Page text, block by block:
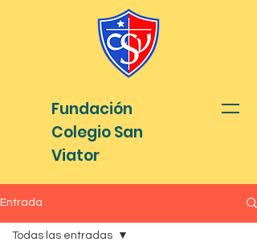
Fundación
Colegio San
Viator
Entrada
Todas las entradas